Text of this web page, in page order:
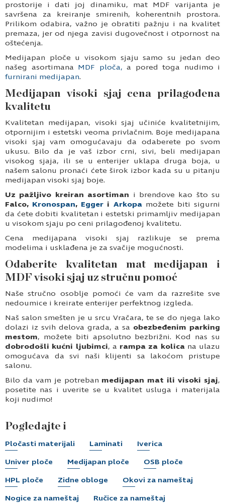
prostorije i dati joj dinamiku, mat MDF varijanta je
savršena za kreiranje smirenih, koherentnih prostora.
Prilikom odabira, važno je obratiti pažnju i na kvalitet
premaza, jer od njega zavisi dugovečnost i otpornost na
oštećenja.
Medijapan ploče u visokom sjaju samo su jedan deo
našeg asortimana MDF ploča, a pored toga nudimo i
furnirani medijapan.
Medijapan visoki sjaj cena prilagođena
kvalitetu
Kvalitetan medijapan, visoki sjaj učiniće kvalitetnijim,
otpornijim i estetski veoma privlačnim. Boje medijapana
visoki sjaj vam omogućavaju da odaberete po svom
ukusu. Bilo da je vaš izbor crni, sivi, beli medijapan
visokog sjaja, ili se u enterijer uklapa druga boja, u
našem salonu pronaći ćete širok izbor kada su u pitanju
medijapan visoki sjaj boje.
Uz pažljivo kreiran asortiman i brendove kao što su
Falco, Kronospan, Egger i Arkopamožete biti sigurni
da ćete dobiti kvalitetan i estetski primamljiv medijapan
u visokom sjaju po ceni prilagođenoj kvalitetu.
Cena medijapana visoki sjaj razlikuje se prema
modelima i usklađena je za svačije mogućnosti.
Odaberite kvalitetan mat medijapan i
MDF visoki sjaj uz stručnu pomoć
Naše stručno osoblje pomoći će vam da razrešite sve
nedoumice i kreirate enterijer perfektnog izgleda.
Naš salon smešten je u srcu Vračara, te se do njega lako
dolazi iz svih delova grada, a sa obezbeđenim parking
mestom, možete biti apsolutno bezbrižni. Kod nas su
dobrodošli kućni ljubimci, a rampa za kolicana ulazu
omogućava da svi naši klijenti sa lakoćom pristupe
salonu.
Bilo da vam je potreban medijapan mat ili visoki sjaj,
posetite nas i uverite se u kvalitet usluga i materijala
koji nudimo!
Pogledajte i
Pločasti materijali Laminati Iverica
Univer ploče Medijapan ploče OSB ploče
HPL ploče Zidne obloge Okovi za nameštaj
Nogice za nameštaj Ručice za nameštaj